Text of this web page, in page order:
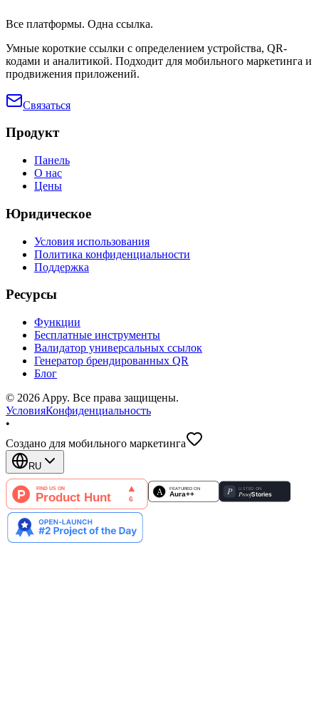
Все платформы. Одна ссылка.
Умные короткие ссылки с определением устройства, QR-
кодами и аналитикой. Подходит для мобильного маркетинга и
продвижения приложений.
Связаться
Продукт
Панель
О нас
Цены
Юридическое
Условия использования
Политика конфиденциальности
Поддержка
Ресурсы
Функции
Бесплатные инструменты
Валидатор универсальных ссылок
Генератор брендированных QR
Блог
© 2026 Appy. Все права защищены.
УсловияКонфиденциальность
•
Создано для мобильного маркетинга
RU